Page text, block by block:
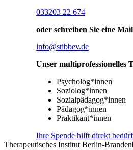
033203 22 674
oder schreiben Sie eine
info@stibbev.de
Unser multiprofessionelles
Psycholog*innen
Soziolog*innen
Sozialpädagog*innen
Pädagog*innen
Praktikant*innen
Ihre Spende hilft direkt
Therapeutisches Institut Berlin-